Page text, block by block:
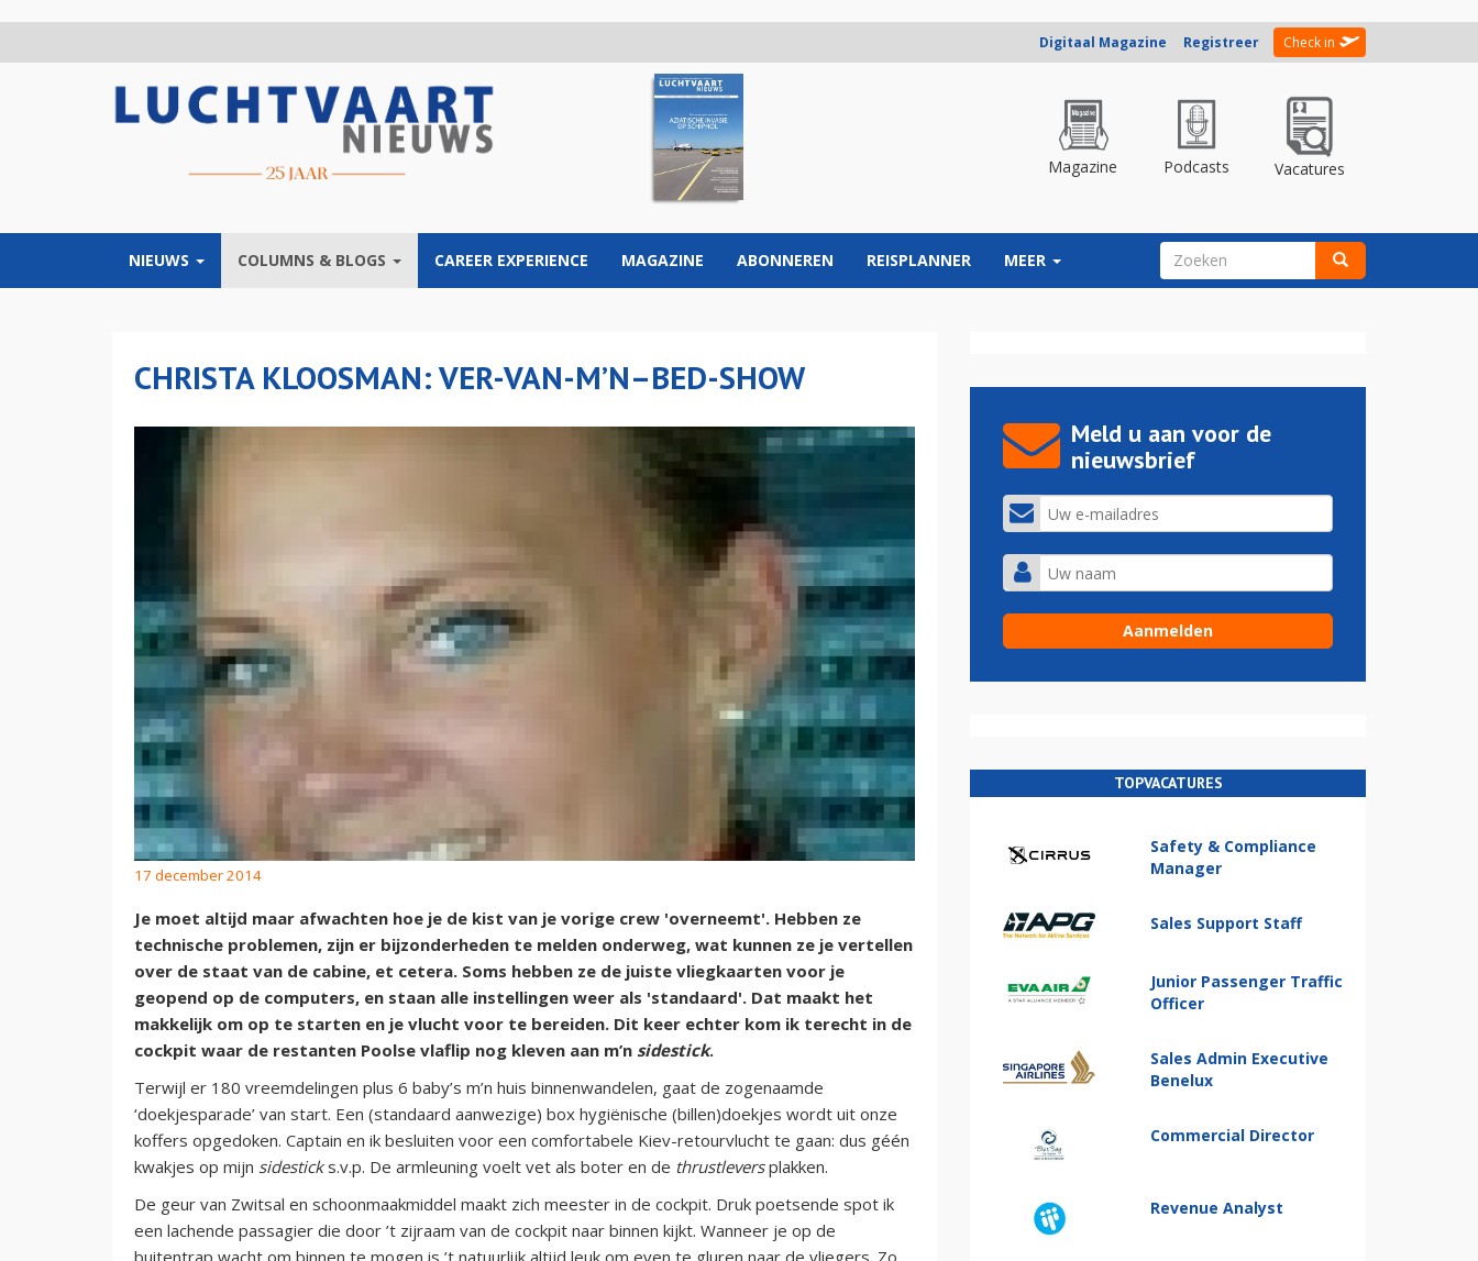
Digitaal Magazine Registreer Check in
Magazine Podcasts Vacatures
NIEUWS COLUMNS & BLOGS CAREER EXPERIENCE MAGAZINE ABONNEREN REISPLANNER MEER ZOEKVELD
CHRISTA KLOOSMAN: VER-VAN-M’N–BED-SHOW
17 december 2014
Je moet altijd maar afwachten hoe je de kist van je vorige crew 'overneemt'. Hebben ze
technische problemen, zijn er bijzonderheden te melden onderweg, wat kunnen ze je vertellen
over de staat van de cabine, et cetera. Soms hebben ze de juiste vliegkaarten voor je
geopend op de computers, en staan alle instellingen weer als 'standaard'. Dat maakt het
makkelijk om op te starten en je vlucht voor te bereiden. Dit keer echter kom ik terecht in de
cockpit waar de restanten Poolse vlaflip nog kleven aan m’n sidestick.
Terwijl er 180 vreemdelingen plus 6 baby’s m’n huis binnenwandelen, gaat de zogenaamde
‘doekjesparade’ van start. Een (standaard aanwezige) box hygiënische (billen)doekjes wordt uit onze
koffers opgedoken. Captain en ik besluiten voor een comfortabele Kiev-retourvlucht te gaan: dus géén
kwakjes op mijn sidesticks.v.p. De armleuning voelt vet als boter en de thrustleversplakken.
De geur van Zwitsal en schoonmaakmiddel maakt zich meester in de cockpit. Druk poetsende spot ik
een lachende passagier die door ’t zijraam van de cockpit naar binnen kijkt. Wanneer je op de
buitentrap wacht om binnen te mogen is ’t natuurlijk altijd leuk om even te gluren naar de vliegers. Zo
Meld u aan voor de
nieuwsbrief
TOPVACATURES
Safety & Compliance
Manager
Sales Support Staff
Junior Passenger Traffic
Officer
Sales Admin Executive
Benelux
Commercial Director
Revenue Analyst